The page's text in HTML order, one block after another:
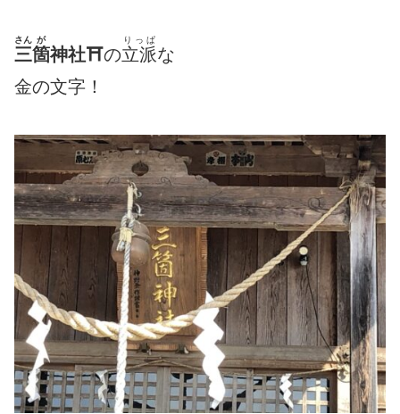
三
さん
箇
が
神社⛩の立派
りっぱ
な
金の文字！